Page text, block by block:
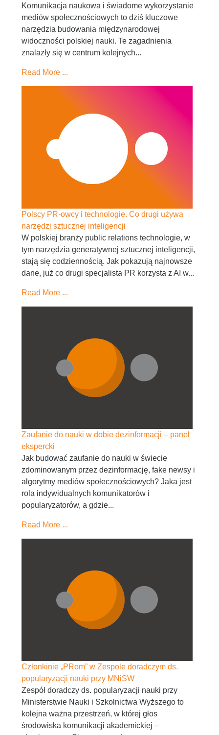
Komunikacja naukowa i świadome wykorzystanie
mediów społecznościowych to dziś kluczowe
narzędzia budowania międzynarodowej
widoczności polskiej nauki. Te zagadnienia
znalazły się w centrum kolejnych...
Read More ...
Polscy PR-owcy i technologie. Co drugi używa
narzędzi sztucznej inteligencji
W polskiej branży public relations technologie, w
tym narzędzia generatywnej sztucznej inteligencji,
stają się codziennością. Jak pokazują najnowsze
dane, już co drugi specjalista PR korzysta z AI w...
Read More ...
Zaufanie do nauki w dobie dezinformacji – panel
ekspercki
Jak budować zaufanie do nauki w świecie
zdominowanym przez dezinformację, fake newsy i
algorytmy mediów społecznościowych? Jaka jest
rola indywidualnych komunikatorów i
popularyzatorów, a gdzie...
Read More ...
Członkinie „PRom” w Zespole doradczym ds.
popularyzacji nauki przy MNiSW
Zespół doradczy ds. popularyzacji nauki przy
Ministerstwie Nauki i Szkolnictwa Wyższego to
kolejna ważna przestrzeń, w której głos
środowiska komunikacji akademickiej –